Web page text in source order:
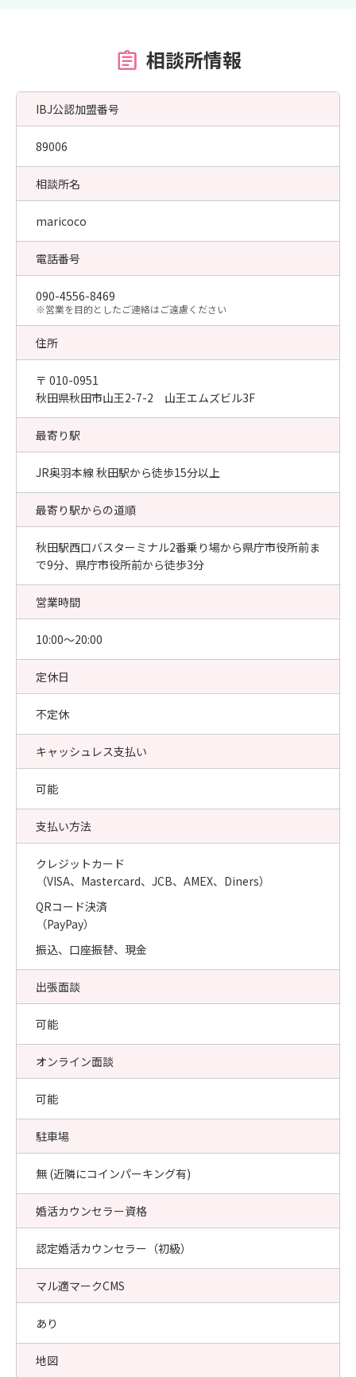
相談所情報
IBJ公認加盟番号
89006
相談所名
maricoco
電話番号
090-4556-8469
​※営業を目的としたご連絡はご遠慮ください
住所
〒 010-0951
秋田県秋田市山王2-7-2 山王エムズビル3F
最寄り駅
JR奥羽本線 秋田駅から徒歩15分以上
最寄り駅からの道順
秋田駅西口バスターミナル2番乗り場から県庁市役所前ま
で9分、県庁市役所前から徒歩3分
営業時間
10:00〜20:00
定休日
不定休
キャッシュレス支払い
可能
支払い方法
クレジットカード
（VISA、Mastercard、JCB、AMEX、Diners）
QRコード決済
（PayPay）
振込、口座振替、現金
出張面談
可能
オンライン面談
可能
駐車場
無 (近隣にコインパーキング有)
婚活カウンセラー資格
認定婚活カウンセラー（初級）
マル適マークCMS
あり
地図